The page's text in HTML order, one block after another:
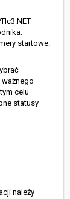
startowe.
celu
statusy
należy